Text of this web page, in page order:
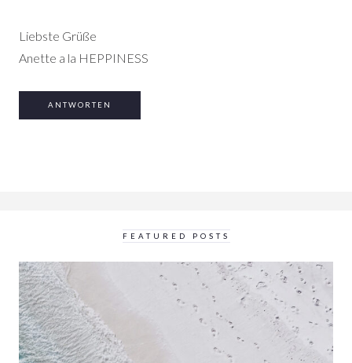
Liebste Grüße
Anette a la HEPPINESS
ANTWORTEN
FEATURED POSTS